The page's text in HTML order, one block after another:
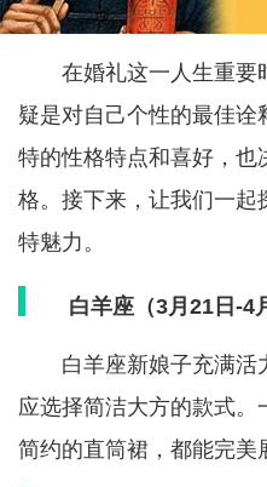
在婚礼这一人生重要
疑是对自己个性的最佳诠
特的性格特点和喜好，也
格。接下来，让我们一起
特魅力。
白羊座（3月21日-4
白羊座新娘子充满活
应选择简洁大方的款式。
简约的直筒裙，都能完美